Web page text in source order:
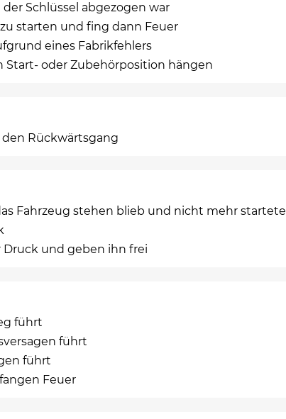
Schlüssel abgezogen war
starten und fing dann Feuer
eines Fabrikfehlers
oder Zubehörposition hängen
den Rückwärtsgang
Fahrzeug stehen blieb und nicht mehr startete
Druck und geben ihn frei
führt
führt
führt
Feuer